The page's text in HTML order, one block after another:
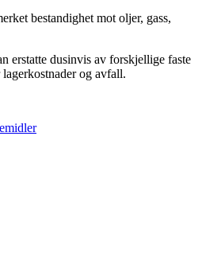
bestandighet mot oljer, gass,
erstatte dusinvis av forskjellige faste
og avfall.